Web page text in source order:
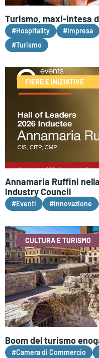
Turismo, maxi-intesa
#Hospitality #Impresa
#Turismo
FIERE E INIZIATIVE
Annamaria Ruffini
Industry Council
#Eventi #Innovazione
CULTURA E TURISMO
Boom del turismo
#Camera di Commercio